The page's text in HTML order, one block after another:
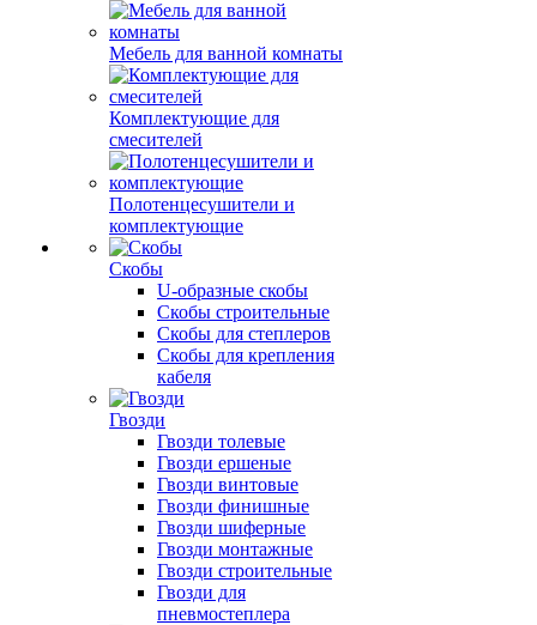
Мебель для ванной комнаты
Комплектующие для
смесителей
Полотенцесушители и
комплектующие
Скобы
U-образные скобы
Скобы строительные
Скобы для степлеров
Скобы для крепления
кабеля
Гвозди
Гвозди толевые
Гвозди ершеные
Гвозди винтовые
Гвозди финишные
Гвозди шиферные
Гвозди монтажные
Гвозди строительные
Гвозди для
пневмостеплера